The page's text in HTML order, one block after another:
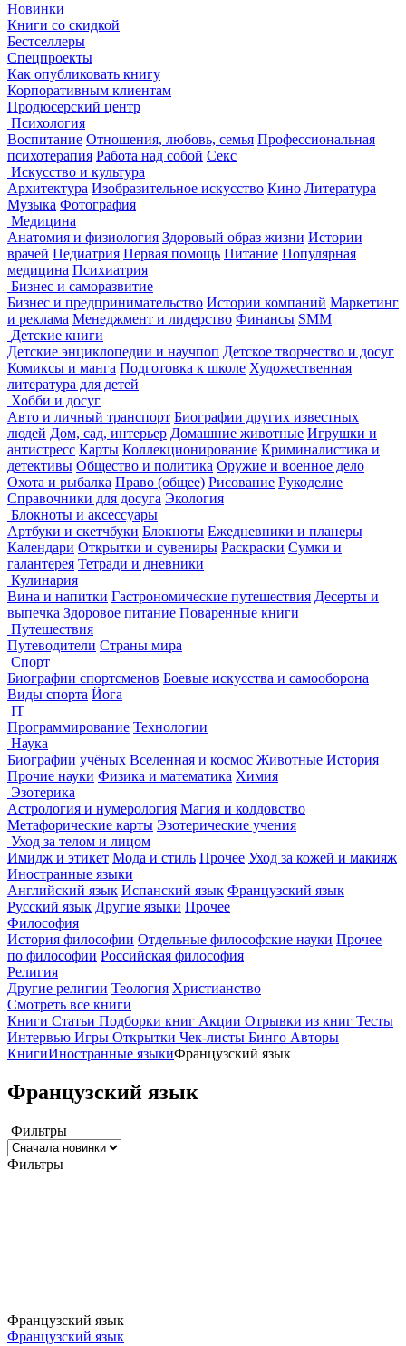
Новинки
Книги со скидкой
Бестселлеры
Спецпроекты
Как опубликовать книгу
Корпоративным клиентам
Продюсерский центр
Психология
Воспитание Отношения, любовь, семья Профессиональная
психотерапия Работа над собой Секс
Искусство и культура
Архитектура Изобразительное искусство Кино Литература
Музыка Фотография
Медицина
Анатомия и физиология Здоровый образ жизни Истории
врачей Педиатрия Первая помощь Питание Популярная
медицина Психиатрия
Бизнес и саморазвитие
Бизнес и предпринимательство Истории компаний Маркетинг
и реклама Менеджмент и лидерство Финансы SMM
Детские книги
Детские энциклопедии и научпоп Детское творчество и досуг
Комиксы и манга Подготовка к школе Художественная
литература для детей
Хобби и досуг
Авто и личный транспорт Биографии других известных
людей Дом, сад, интерьер Домашние животные Игрушки и
антистресс Карты Коллекционирование Криминалистика и
детективы Общество и политика Оружие и военное дело
Охота и рыбалка Право (общее) Рисование Рукоделие
Справочники для досуга Экология
Блокноты и аксессуары
Артбуки и скетчбуки Блокноты Ежедневники и планеры
Календари Открытки и сувениры Раскраски Сумки и
галантерея Тетради и дневники
Кулинария
Вина и напитки Гастрономические путешествия Десерты и
выпечка Здоровое питание Поваренные книги
Путешествия
Путеводители Страны мира
Спорт
Биографии спортсменов Боевые искусства и самооборона
Виды спорта Йога
IT
Программирование Технологии
Наука
Биографии учёных Вселенная и космос Животные История
Прочие науки Физика и математика Химия
Эзотерика
Астрология и нумерология Магия и колдовство
Метафорические карты Эзотерические учения
Уход за телом и лицом
Имидж и этикет Мода и стиль Прочее Уход за кожей и макияж
Иностранные языки
Английский язык Испанский язык Французский язык
Русский язык Другие языки Прочее
Философия
История философии Отдельные философские науки Прочее
по философии Российская философия
Религия
Другие религии Теология Христианство
Смотреть все книги
Книги Статьи Подборки книг Акции Отрывки из книг Тесты
Интервью Игры Открытки Чек-листы Бинго Авторы
КнигиИностранные языкиФранцузский язык
Французский язык
Фильтры
Фильтры
Французский язык
Французский язык